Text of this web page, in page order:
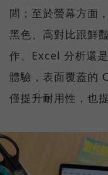
間；至於螢幕方面
黑色、高對比跟鮮
作、Excel 分析還
體驗，表面覆蓋
僅提升耐用性，也